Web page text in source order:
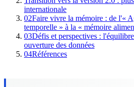
internationale
02Faire vivre la mémoire : de l'«
temporelle » à la « mémoire
03Défis et perspectives :
ouverture des données
04Références